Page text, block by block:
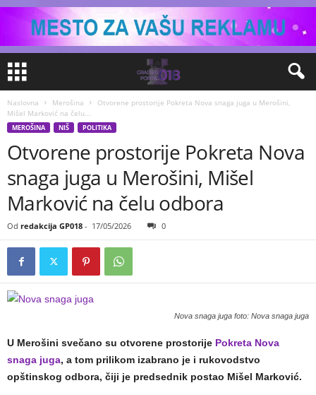
Naslovna Merošina
Otvorene prostorije Pokreta Nova snaga juga u Merošini,
Mišel Marković na čelu...
MEROŠINA NIŠ POLITIKA
Otvorene prostorije Pokreta Nova
snaga juga u Merošini, Mišel
Marković na čelu odbora
Od redakcija GP018 - 17/05/2026 0
Nova snaga juga foto: Nova snaga juga
U Merošini svečano su otvorene prostorije Pokreta Nova
snaga juga, a tom prilikom izabrano je i rukovodstvo
opštinskog odbora, čiji je predsednik postao Mišel Marković.